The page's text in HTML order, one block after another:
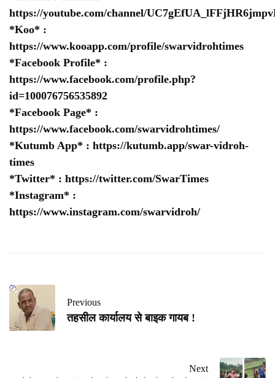
https://youtube.com/channel/
*Koo* :
https://www.kooapp.com/profile/swarvidrohtimes
*Facebook Profile* :
https://www.facebook.com/profile.php?
id=100076756535892
*Facebook Page* :
https://www.facebook.com/swarvidrohtimes/
*Kutumb App* : https://kutumb.app/swar-vidroh-
times
*Twitter* : https://twitter.com/SwarTimes
*Instagram* :
https://www.instagram.com/swarvidroh/
Previous
तहसील कार्यालय से बाइक गायब !
Next